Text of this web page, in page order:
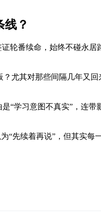
？
轮番续命，始终不碰永
尤其对那些间隔几年又
“学习意图不真实”，连带
“先续着再说”，但其实每